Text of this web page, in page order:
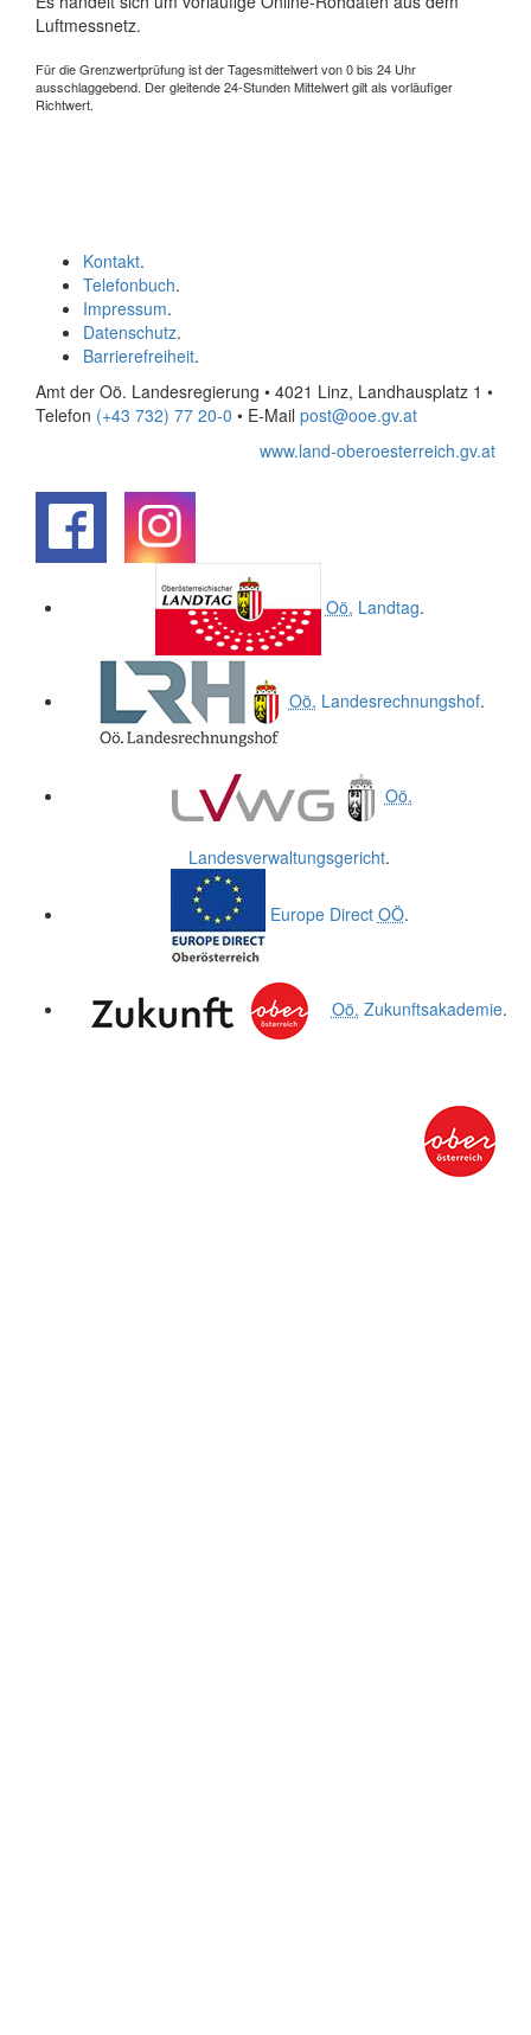
Luftmessnetz.
Für die Grenzwertprüfung ist der Tagesmittelwert von 0 bis 24 Uhr
ausschlaggebend. Der gleitende 24-Stunden Mittelwert gilt als vorläufiger
Richtwert.
Kontakt.
Telefonbuch.
Impressum.
Datenschutz.
Barrierefreiheit.
Amt der Oö. Landesregierung • 4021 Linz, Landhausplatz 1 •
Telefon (+43 732) 77 20-0 • E-Mail post@ooe.gv.at
www.land-oberoesterreich.gv.at
Oö. Landtag.
Oö. Landesrechnungshof.
Oö.
Landesverwaltungsgericht.
Europe Direct OÖ.
Oö. Zukunftsakademie.